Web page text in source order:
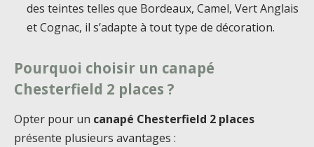
des teintes telles que Bordeaux, Camel, Vert Anglais
et Cognac, il s’adapte à tout type de décoration.
Pourquoi choisir un canapé
Chesterfield 2 places ?
Opter pour un canapé Chesterfield 2 places
présente plusieurs avantages :